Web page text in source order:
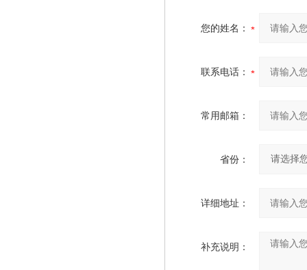
您的姓名：
联系电话：
常用邮箱：
省份：
详细地址：
补充说明：